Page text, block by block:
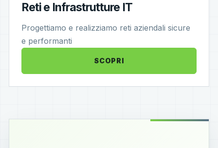
Reti e Infrastrutture IT
Progettiamo e realizziamo reti aziendali sicure
e performanti
SCOPRI